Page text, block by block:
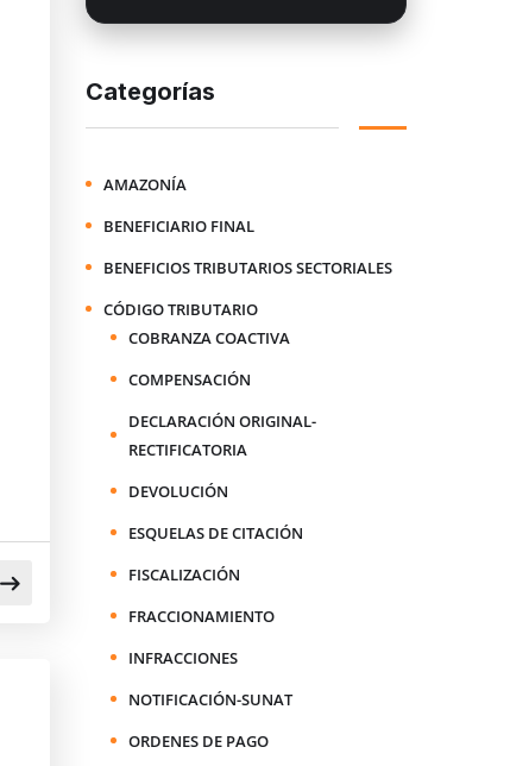
Categorías
AMAZONÍA
BENEFICIARIO FINAL
BENEFICIOS TRIBUTARIOS SECTORIALES
CÓDIGO TRIBUTARIO
COBRANZA COACTIVA
COMPENSACIÓN
DECLARACIÓN ORIGINAL-
RECTIFICATORIA
DEVOLUCIÓN
ESQUELAS DE CITACIÓN
FISCALIZACIÓN
FRACCIONAMIENTO
INFRACCIONES
NOTIFICACIÓN-SUNAT
ORDENES DE PAGO